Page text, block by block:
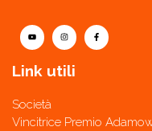
Link utili
Società
Vincitrice Premio